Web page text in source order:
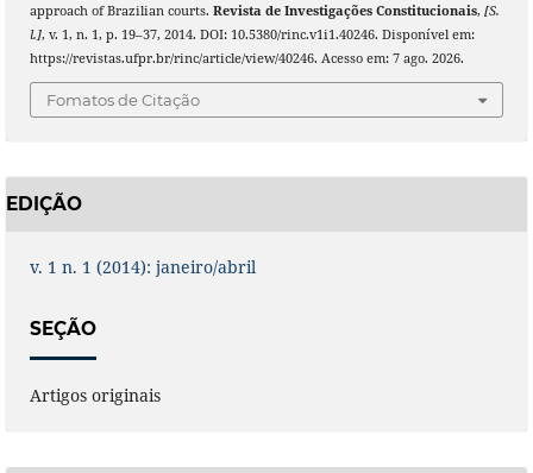
approach of Brazilian courts. Revista de Investigações Constitucionais, [S.
l.], v. 1, n. 1, p. 19–37, 2014. DOI: 10.5380/rinc.v1i1.40246. Disponível em:
https://revistas.ufpr.br/rinc/article/view/40246. Acesso em: 7 ago. 2026.
Fomatos de Citação
EDIÇÃO
v. 1 n. 1 (2014): janeiro/abril
SEÇÃO
Artigos originais